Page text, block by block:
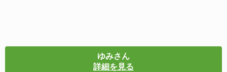
ゆみさん
詳細を見る